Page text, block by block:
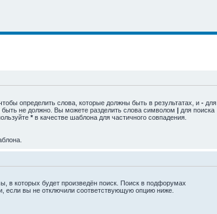
чтобы определить слова, которые должны быть в результатах, и - для
быть не должно. Вы можете разделить слова символом | для поиска
* в качестве шаблона для частичного совпадения.
в которых будет произведён поиск. Поиск в подфорумах
если вы не отключили соответствующую опцию ниже.